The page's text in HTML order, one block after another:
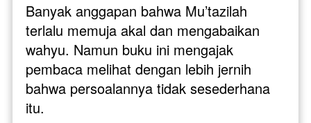
Banyak anggapan bahwa Mu’tazilah
terlalu memuja akal dan mengabaikan
wahyu. Namun buku ini mengajak
pembaca melihat dengan lebih jernih
bahwa persoalannya tidak sesederhana
itu.